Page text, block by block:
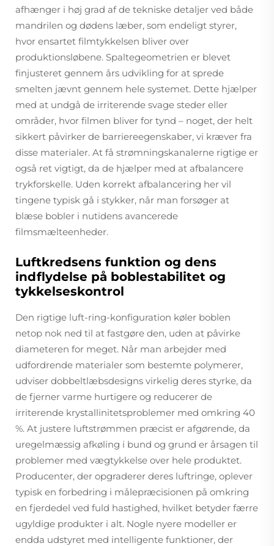
afhænger i høj grad af de tekniske detaljer ved både
mandrilen og dødens læber, som endeligt styrer,
hvor ensartet filmtykkelsen bliver over
produktionsløbene. Spaltegeometrien er blevet
finjusteret gennem års udvikling for at sprede
smelten jævnt gennem hele systemet. Dette hjælper
med at undgå de irriterende svage steder eller
områder, hvor filmen bliver for tynd – noget, der helt
sikkert påvirker de barriereegenskaber, vi kræver fra
disse materialer. At få strømningskanalerne rigtige er
også ret vigtigt, da de hjælper med at afbalancere
trykforskelle. Uden korrekt afbalancering her vil
tingene typisk gå i stykker, når man forsøger at
blæse bobler i nutidens avancerede
filmsmælteenheder.
Luftkredsens funktion og dens
indflydelse på boblestabilitet og
tykkelseskontrol
Den rigtige luft-ring-konfiguration køler boblen
netop nok ned til at fastgøre den, uden at påvirke
diameteren for meget. Når man arbejder med
udfordrende materialer som bestemte polymerer,
udviser dobbeltlæbsdesigns virkelig deres styrke, da
de fjerner varme hurtigere og reducerer de
irriterende krystallinitetsproblemer med omkring 40
%. At justere luftstrømmen præcist er afgørende, da
uregelmæssig afkøling i bund og grund er årsagen til
problemer med vægtykkelse over hele produktet.
Producenter, der opgraderer deres luftringe, oplever
typisk en forbedring i målepræcisionen på omkring
en fjerdedel ved fuld hastighed, hvilket betyder færre
ugyldige produkter i alt. Nogle nyere modeller er
endda udstyret med intelligente funktioner, der